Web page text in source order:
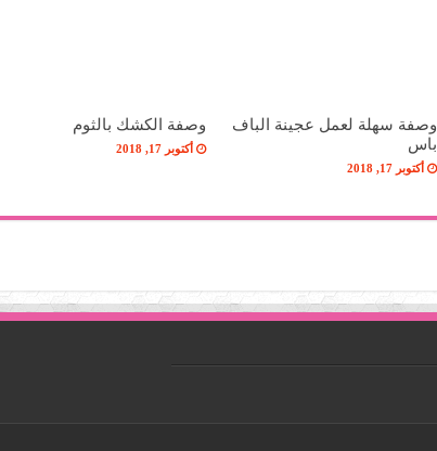
وصفة سهلة لعمل عجينة الباف
باس
أكتوبر 17, 2018
وصفة الكشك بالثوم
أكتوبر 17, 2018